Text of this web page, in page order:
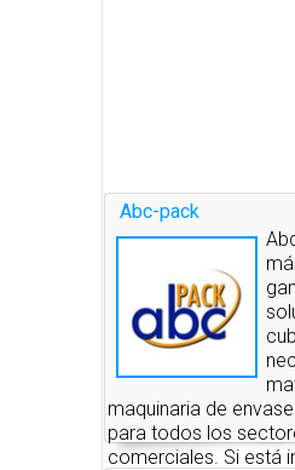
Abc-pack
maquinaria de
para todos los
comerciales. Si está